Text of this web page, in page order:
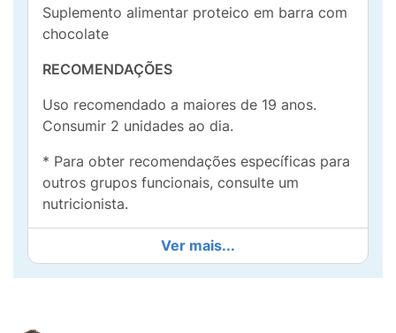
Suplemento alimentar proteico em barra com
chocolate
RECOMENDAÇÕES
Uso recomendado a maiores de 19 anos.
Consumir 2 unidades ao dia.
* Para obter recomendações específicas para
outros grupos funcionais, consulte um
nutricionista.
Mantenha em local fresco, seco e protegido
da luz solar.
Ver mais...